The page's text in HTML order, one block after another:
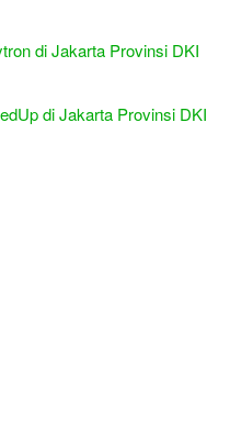
di Jakarta Provinsi DKI
di Jakarta Provinsi DKI